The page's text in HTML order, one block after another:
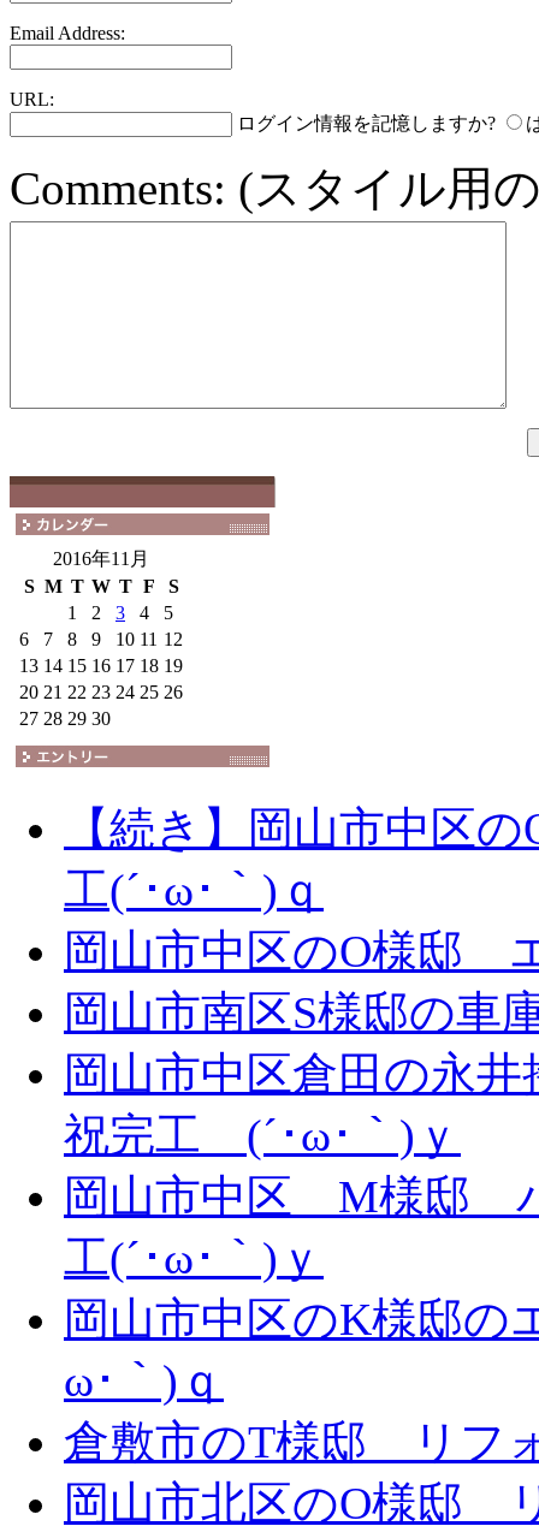
Email Address:
URL:
ログイン情報を記憶しますか?
Comments: (スタイル用
2016年11月
S M T W T F
S
1
2 3 4
5
6
7 8 9 10 11 12
13 14 15 16 17 18 19
20 21 22 23 24 25 26
27 28 29 30
【続き】岡山市中区
工(´･ω･｀)ｑ
岡山市中区のO様邸
岡山市南区S様邸の車
岡山市中区倉田の永
祝完工 (´･ω･｀)ｙ
岡山市中区 M様邸
工(´･ω･｀)ｙ
岡山市中区のK様邸の
ω･｀)ｑ
倉敷市のT様邸 リフ
岡山市北区のO様邸